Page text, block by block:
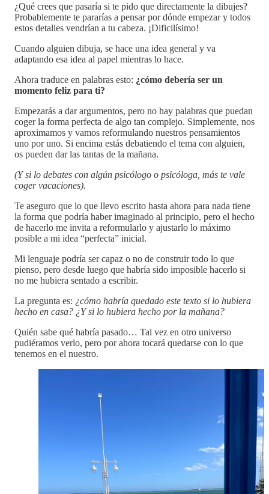
¿Qué crees que pasaría si te pido que directamente la dibujes?
Probablemente te pararías a pensar por dónde empezar y todos
estos detalles vendrían a tu cabeza. ¡Dificilísimo!
Cuando alguien dibuja, se hace una idea general y va
adaptando esa idea al papel mientras lo hace.
Ahora traduce en palabras esto: ¿cómo debería ser un
momento feliz para ti?
Empezarás a dar argumentos, pero no hay palabras que puedan
coger la forma perfecta de algo tan complejo. Simplemente, nos
aproximamos y vamos reformulando nuestros pensamientos
uno por uno. Si encima estás debatiendo el tema con alguien,
os pueden dar las tantas de la mañana.
(Y si lo debates con algún psicólogo o psicóloga, más te vale
coger vacaciones).
Te aseguro que lo que llevo escrito hasta ahora para nada tiene
la forma que podría haber imaginado al principio, pero el hecho
de hacerlo me invita a reformularlo y ajustarlo lo máximo
posible a mi idea “perfecta” inicial.
Mi lenguaje podría ser capaz o no de construir todo lo que
pienso, pero desde luego que habría sido imposible hacerlo si
no me hubiera sentado a escribir.
La pregunta es: ¿cómo habría quedado este texto si lo hubiera
hecho en casa? ¿Y si lo hubiera hecho por la mañana?
Quién sabe qué habría pasado… Tal vez en otro universo
pudiéramos verlo, pero por ahora tocará quedarse con lo que
tenemos en el nuestro.